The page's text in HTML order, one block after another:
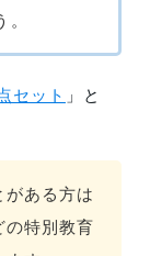
セット 」と
ある方は
の特別教育